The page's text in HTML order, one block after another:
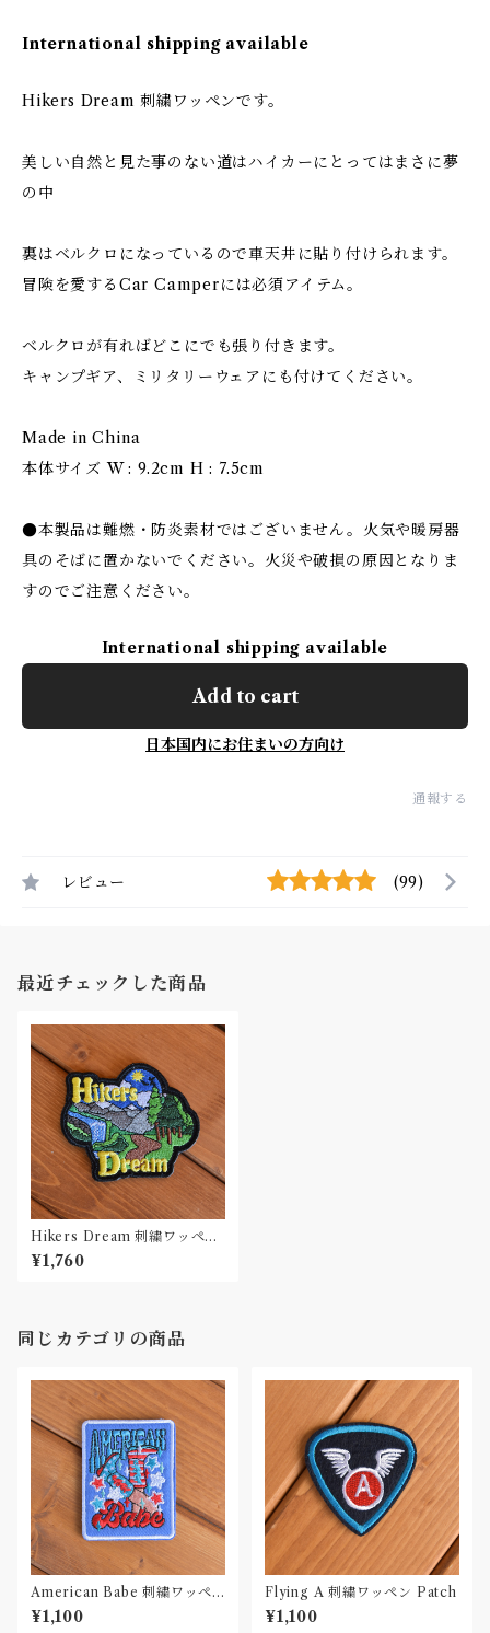
International shipping available
Hikers Dream 刺繍ワッペンです。
美しい自然と見た事のない道はハイカーにとってはまさに夢
の中
裏はベルクロになっているので車天井に貼り付けられます。
冒険を愛するCar Camperには必須アイテム。
ベルクロが有ればどこにでも張り付きます。
キャンプギア、ミリタリーウェアにも付けてください。
Made in China
本体サイズ W : 9.2cm H : 7.5cm
●本製品は難燃・防炎素材ではございません。火気や暖房器
具のそばに置かないでください。火災や破損の原因となりま
すのでご注意ください。
International shipping available
Add to cart
日本国内にお住まいの方向け
通報する
レビュー (99)
最近チェックした商品
Hikers Dream 刺繍ワッペン
Patch
¥1,760
同じカテゴリの商品
American Babe 刺繍ワッペ
ン Patch
¥1,100
Flying A 刺繍ワッペン Patch
¥1,100